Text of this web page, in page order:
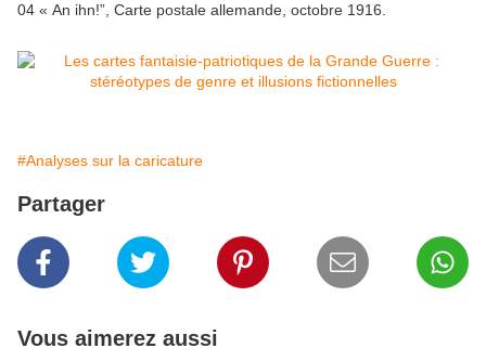
04 « An ihn!”, Carte postale allemande, octobre 1916.
#Analyses sur la caricature
Partager
Vous aimerez aussi